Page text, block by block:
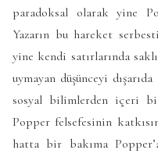
paradoksal olarak yine
Yazarın bu hareket
yine kendi satırlarında
uymayan düşünceyi
sosyal bilimlerden içeri
Popper felsefesinin
hatta bir bakıma